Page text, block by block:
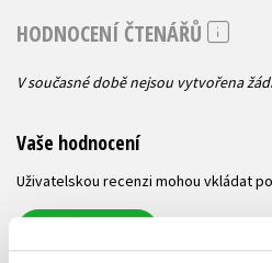
HODNOCENÍ ČTENÁŘŮ
V současné době nejsou vytvořena
Vaše hodnocení
Uživatelskou recenzi mohou vkládat